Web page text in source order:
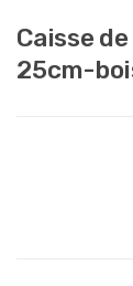
Caisse
25cm-